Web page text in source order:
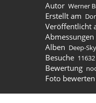
Autor Werner
Erstellt am
Veröffentlicht
Abmessungen
Alben Deep-Sky
Besuche 11632
Bewertung
Foto bewerten